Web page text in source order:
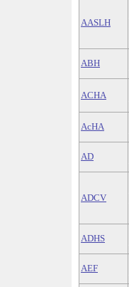
AASLH
ABH
ACHA
AcHA
AD
ADCV
ADHS
AEF